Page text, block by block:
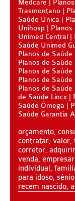
PLANO DE
PLANO DE
PLANO DE
PLANO DE
PLANO DE
PLANO DE SAÚDE
PLANO DE SAÚDE
PLANO DE
PLANO DE
PLANO DE SAÚDE
PLANO DE
AMEPLAN PLANO
AMIL PLANO DE
AMIL FÁCIL
BIO SAÚDE
BIOVIDA PLANO
Medcare
Trasmontano
Saúde Única
Unihosp
Planos
Unimed Central
Saúde Unimed
Planos de
Planos de Saúde
Planos de Saúde
Planos de Saúde
Planos de Saúde
de Saúde Lincx
Saúde Ômega
Saúde Garantia
orçamento,
contratar, valor,
corretor,
venda,
individual,
para idoso,
recem nascido,